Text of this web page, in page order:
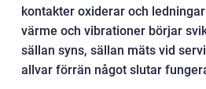
kontakter oxiderar och
värme och vibrationer börjar
sällan syns, sällan mäts vid
allvar förrän något slutar